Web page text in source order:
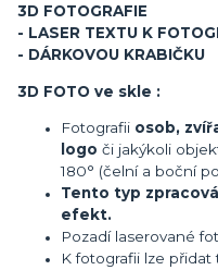
3D FOTOGRAFIE
- LASER TEXTU K
- DÁRKOVOU KRABIČKU
3D FOTO ve skle :
Fotografii osob,
logo či jakýkoli
180° (čelní a boční
Tento typ
efekt.
Pozadí laserované
K fotografii lze přidat